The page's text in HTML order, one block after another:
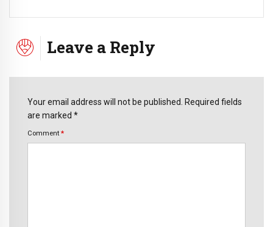
Leave a Reply
Your email address will not be published. Required fields
are marked *
Comment *